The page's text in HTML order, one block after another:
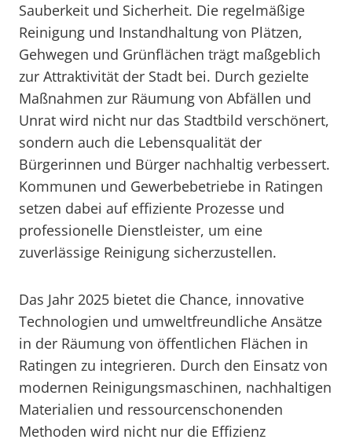
Sauberkeit und Sicherheit. Die regelmäßige
Reinigung und Instandhaltung von Plätzen,
Gehwegen und Grünflächen trägt maßgeblich
zur Attraktivität der Stadt bei. Durch gezielte
Maßnahmen zur Räumung von Abfällen und
Unrat wird nicht nur das Stadtbild verschönert,
sondern auch die Lebensqualität der
Bürgerinnen und Bürger nachhaltig verbessert.
Kommunen und Gewerbebetriebe in Ratingen
setzen dabei auf effiziente Prozesse und
professionelle Dienstleister, um eine
zuverlässige Reinigung sicherzustellen.
Das Jahr 2025 bietet die Chance, innovative
Technologien und umweltfreundliche Ansätze
in der Räumung von öffentlichen Flächen in
Ratingen zu integrieren. Durch den Einsatz von
modernen Reinigungsmaschinen, nachhaltigen
Materialien und ressourcenschonenden
Methoden wird nicht nur die Effizienz